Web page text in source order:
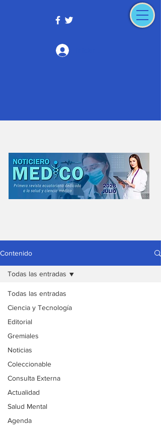
Contenido
Todas las entradas
Ciencia y Tecnología
Editorial
Gremiales
Noticias
Coleccionable
Consulta Externa
Actualidad
Salud Mental
Agenda
Todas las entradas